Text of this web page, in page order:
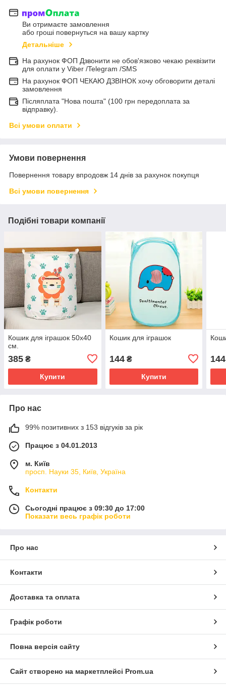
Ви отримаєте замовлення
або гроші повернуться на вашу картку
Детальніше
На рахунок ФОП Дзвонити не обов'язково чекаю реквізити
для оплати у Viber /Telegram /SMS
На рахунок ФОП ЧЕКАЮ ДЗВІНОК хочу обговорити деталі
замовлення
Післяплата "Нова пошта" (100 грн передоплата за
відправку).
Всі умови оплати
Умови повернення
Повернення товару впродовж 14 днів за рахунок покупця
Всі умови повернення
Подібні товари компанії
Кошик для іграшок 50х40
см.
385 ₴
Купити
Кошик для іграшок
144₴
Купити
144
Про нас
99% позитивних з 153 відгуків за рік
Працює з 04.01.2013
м. Київ
просп. Науки 35, Київ, Україна
Контакти
Сьогодні працює з 09:30 до 17:00
Показати весь графік роботи
Про нас
Контакти
Доставка та оплата
Графік роботи
Повна версія сайту
Сайт створено на маркетплейсі Prom.ua